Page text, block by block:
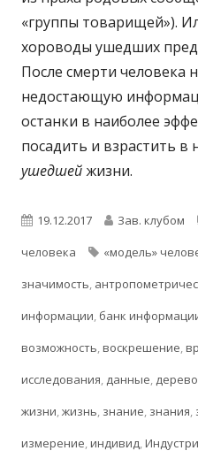
«группы товарищей»).
хороводы ушедших
После смерти человека
недостающую
останки в наиболее
посадить и взрастить
ушедшейжизни.
Опубликовано
19.12.2017 Автор
Зав. клубом
человека
Метки
«модель»
значимость,
информации, банк
возможность,воскрешение,
исследования, данные, дерево
жизни,жизнь, знание, знания,
измерение,индивид,